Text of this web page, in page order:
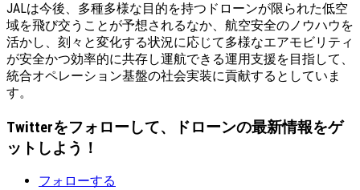
JALは今後、多種多様な目的を持つドローンが限られた低空
域を飛び交うことが予想されるなか、航空安全のノウハウを
活かし、刻々と変化する状況に応じて多様なエアモビリティ
が安全かつ効率的に共存し運航できる運用支援を目指して、
統合オペレーション基盤の社会実装に貢献するとしていま
す。
Twitterをフォローして、ドローンの最新情報をゲ
ットしよう！
フォローする